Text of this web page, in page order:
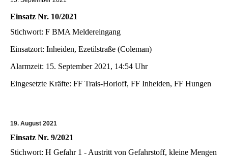
Einsatz Nr. 10/2021
Stichwort: F BMA Meldereingang
Einsatzort: Inheiden, Ezetilstraße (Coleman)
Alarmzeit: 15. September 2021, 14:54 Uhr
Eingesetzte Kräfte: FF Trais-Horloff, FF Inheiden, FF Hungen
19. August 2021
Einsatz Nr. 9/2021
Stichwort: H Gefahr 1 - Austritt von Gefahrstoff, kleine Mengen